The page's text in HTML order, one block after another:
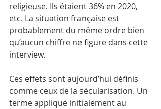
religieuse. Ils étaient 36% en 2020,
etc. La situation française est
probablement du même ordre bien
qu’aucun chiffre ne figure dans cette
interview.
Ces effets sont aujourd’hui définis
comme ceux de la sécularisation. Un
terme appliqué initialement au